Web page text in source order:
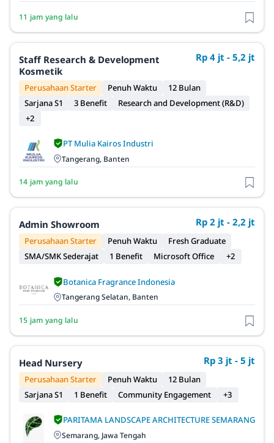
11 jam yang lalu
Staff Research & Development
Kosmetik
Rp 4 jt - 5,2 jt
Perusahaan Starter Penuh Waktu
12 Bulan
Sarjana S1
3 Benefit
Research and Development (R&D)
+2
PT Mulia Kairos Industri
Tangerang, Banten
14 jam yang lalu
Admin Showroom Rp 2 jt - 2,2 jt
Perusahaan Starter Penuh Waktu
Fresh Graduate
SMA/SMK Sederajat
1 Benefit Microsoft Office +2
Botanica Fragrance Indonesia
Tangerang Selatan, Banten
15 jam yang lalu
Head Nursery Rp 3 jt - 5 jt
Perusahaan Starter Penuh Waktu
12 Bulan
Sarjana S1
1 Benefit Community Engagement +3
PARITAMA LANDSCAPE ARCHITECTURE SEMARANG
Semarang, Jawa Tengah